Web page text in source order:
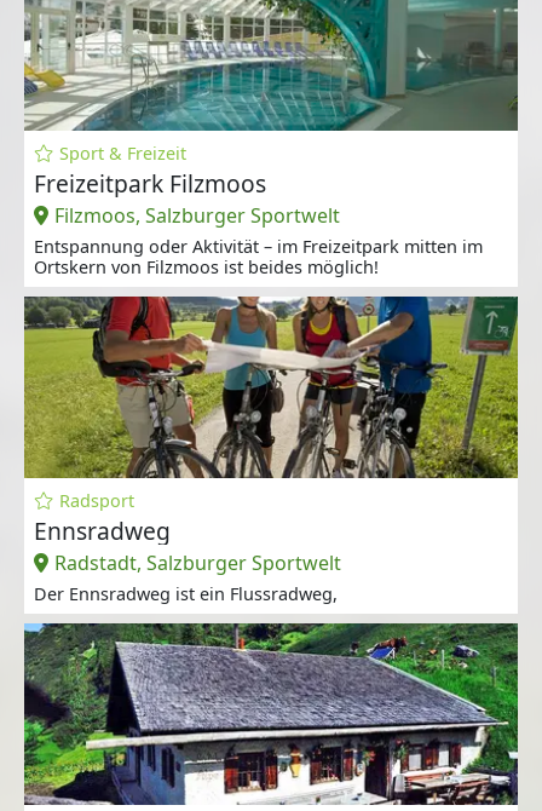
Sport & Freizeit
Freizeitpark Filzmoos
Filzmoos, Salzburger Sportwelt
Entspannung oder Aktivität – im Freizeitpark mitten im
Ortskern von Filzmoos ist beides möglich!
Radsport
Ennsradweg
Radstadt, Salzburger Sportwelt
Der Ennsradweg ist ein Flussradweg,